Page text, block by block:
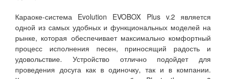
Караоке-система Evolution EVOBOX Plus v.2 является
одной из самых удобных и функциональных моделей на
рынке, которая обеспечивает максимально комфортный
процесс исполнения песен, приносящий радость и
удовольствие. Устройство отлично подойдет для
проведения досуга как в одиночку, так и в компании.